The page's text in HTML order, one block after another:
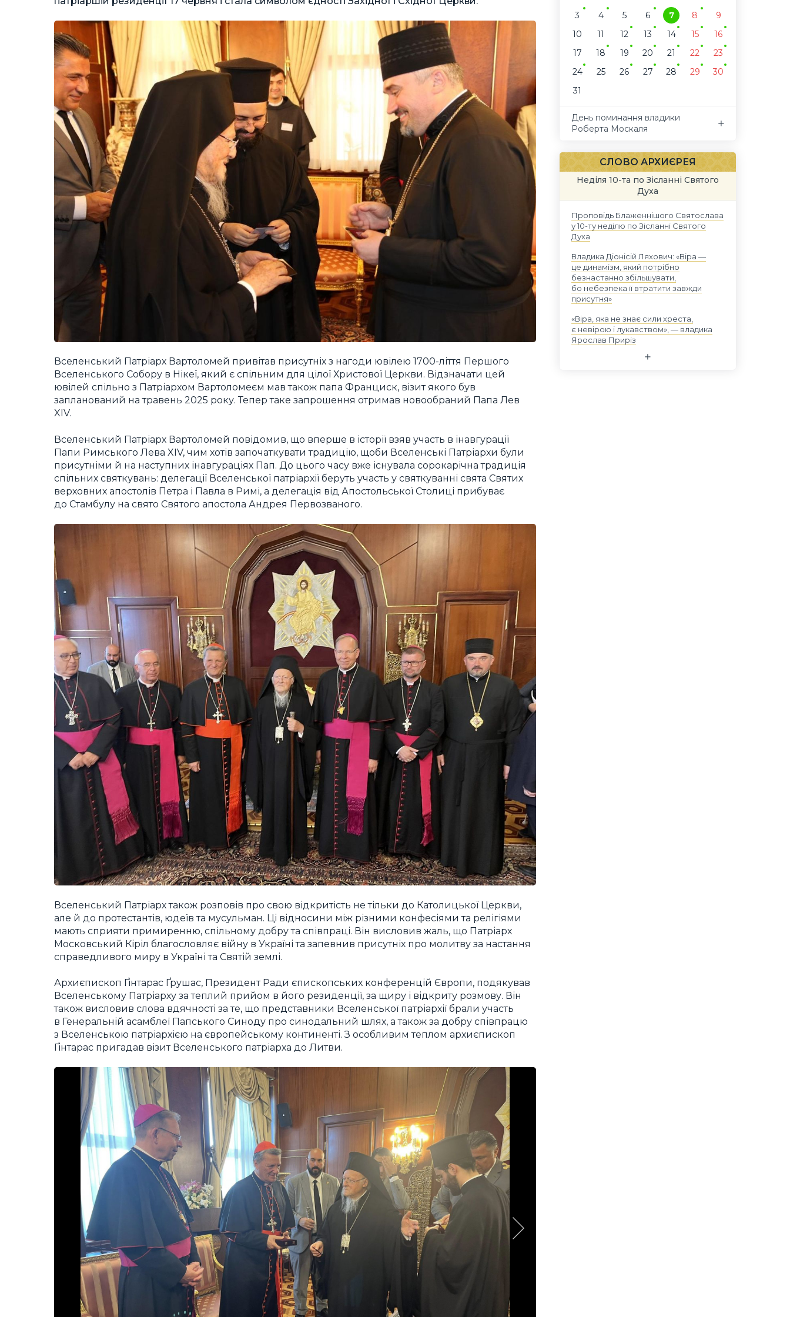
Вселенський Патріарх Вартоломей привітав присутніх з нагоди ювілею 1700-ліття Першого
Вселенського Собору в Нікеї, який є спільним для цілої Христової Церкви. Відзначати цей
ювілей спільно з Патріархом Вартоломеєм мав також папа Франциск, візит якого був
запланований на травень 2025 року. Тепер таке запрошення отримав новообраний Папа Лев
XIV.
Вселенський Патріарх Вартоломей повідомив, що вперше в історії взяв участь в інавгурації
Папи Римського Лева XIV, чим хотів започаткувати традицію, щоби Вселенські Патріархи були
присутніми й на наступних інавгураціях Пап. До цього часу вже існувала сорокарічна традиція
спільних святкувань: делегації Вселенської патріархії беруть участь у святкуванні свята Святих
верховних апостолів Петра і Павла в Римі, а делегація від Апостольської Столиці прибуває
до Стамбулу на свято Святого апостола Андрея Первозваного.
Вселенський Патріарх також розповів про свою відкритість не тільки до Католицької Церкви,
але й до протестантів, юдеїв та мусульман. Ці відносини між різними конфесіями та релігіями
мають сприяти примиренню, спільному добру та співпраці. Він висловив жаль, що Патріарх
Московський Кіріл благословляє війну в Україні та запевнив присутніх про молитву за настання
справедливого миру в Україні та Святій землі.
Архиєпископ Ґінтарас Ґрушас, Президент Ради єпископських конференцій Європи, подякував
Вселенському Патріарху за теплий прийом в його резиденції, за щиру і відкриту розмову. Він
також висловив слова вдячності за те, що представники Вселенської патріархії брали участь
в Генеральній асамблеї Папського Синоду про синодальний шлях, а також за добру співпрацю
з Вселенською патріархією на європейському континенті. З особливим теплом архиєпископ
Ґінтарас пригадав візит Вселенського патріарха до Литви.
3
4 5 6 7 8
9
10
11 12 13 14 15
16
17
18 19 20 21 22
23
24
25 26 27 28 29
30
31
День поминання владики
Роберта Москаля
СЛОВО АРХИЄРЕЯ
Неділя 10-та по Зісланні Святого
Духа
Проповідь Блаженнішого Святослава
у 10-ту неділю по Зісланні Святого
Духа
Владика Діонісій Ляхович: «Віра —
це динамізм, який потрібно
безнастанно збільшувати,
бо небезпека її втратити завжди
присутня»
«Віра, яка не знає сили хреста,
є невірою і лукавством», — владика
Ярослав Приріз